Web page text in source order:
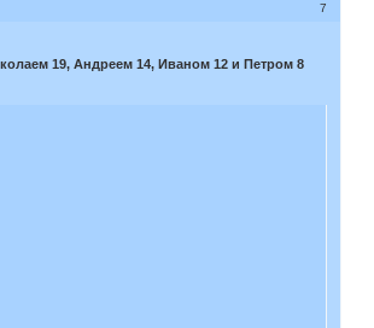
7
19, Андреем 14, Иваном 12 и Петром 8